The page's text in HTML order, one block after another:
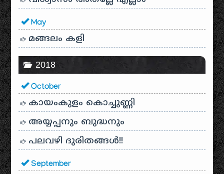
May
മങ്ങലം കളി
2018
October
കായം‌കുളം കൊച്ചുണ്ണി
അയ്യപ്പനും ബുദ്ധനും
പലവഴി ദുരിതങ്ങൾ!!
September